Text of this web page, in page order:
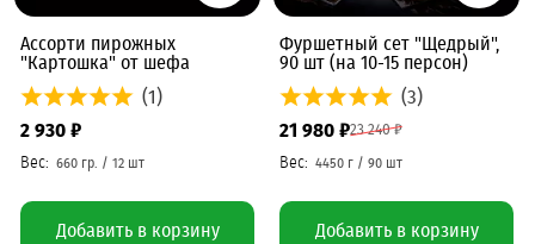
Ассорти пирожных
"Картошка" от шефа
(1)
2 930 ₽
Добавить в корзину
Фуршетный сет "Щедрый",
90 шт (на 10-15 персон)
(3)
23 240 ₽
21 980 ₽
Добавить в корзину